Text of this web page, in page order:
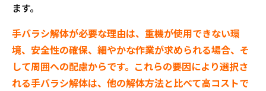
ます。
手バラシ解体が必要な理由は、重機が使用できない環
境、安全性の確保、細やかな作業が求められる場合、そ
して周囲への配慮からです。これらの要因により選択さ
れる手バラシ解体は、他の解体方法と比べて高コストで